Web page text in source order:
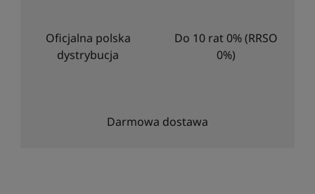
Oficjalna polska
dystrybucja
Do 10 rat 0% (RRSO
0%)
Darmowa dostawa